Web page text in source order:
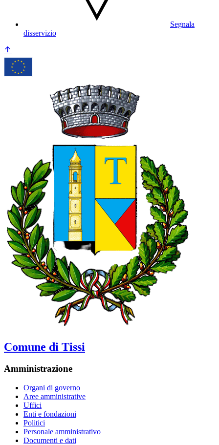
Segnala
disservizio
Comune di Tissi
Amministrazione
Organi di governo
Aree amministrative
Uffici
Enti e fondazioni
Politici
Personale amministrativo
Documenti e dati